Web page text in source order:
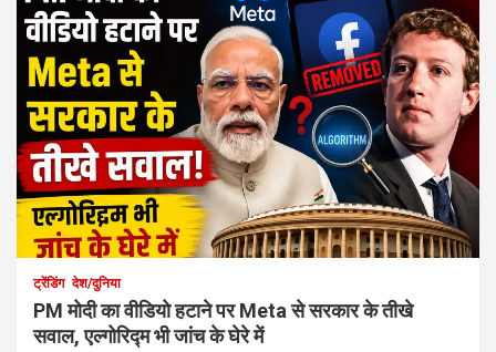
ट्रेंडिंग देश/दुनिया
PM मोदी का वीडियो हटाने पर Meta से सरकार के तीखे
सवाल, एल्गोरिद्म भी जांच के घेरे में